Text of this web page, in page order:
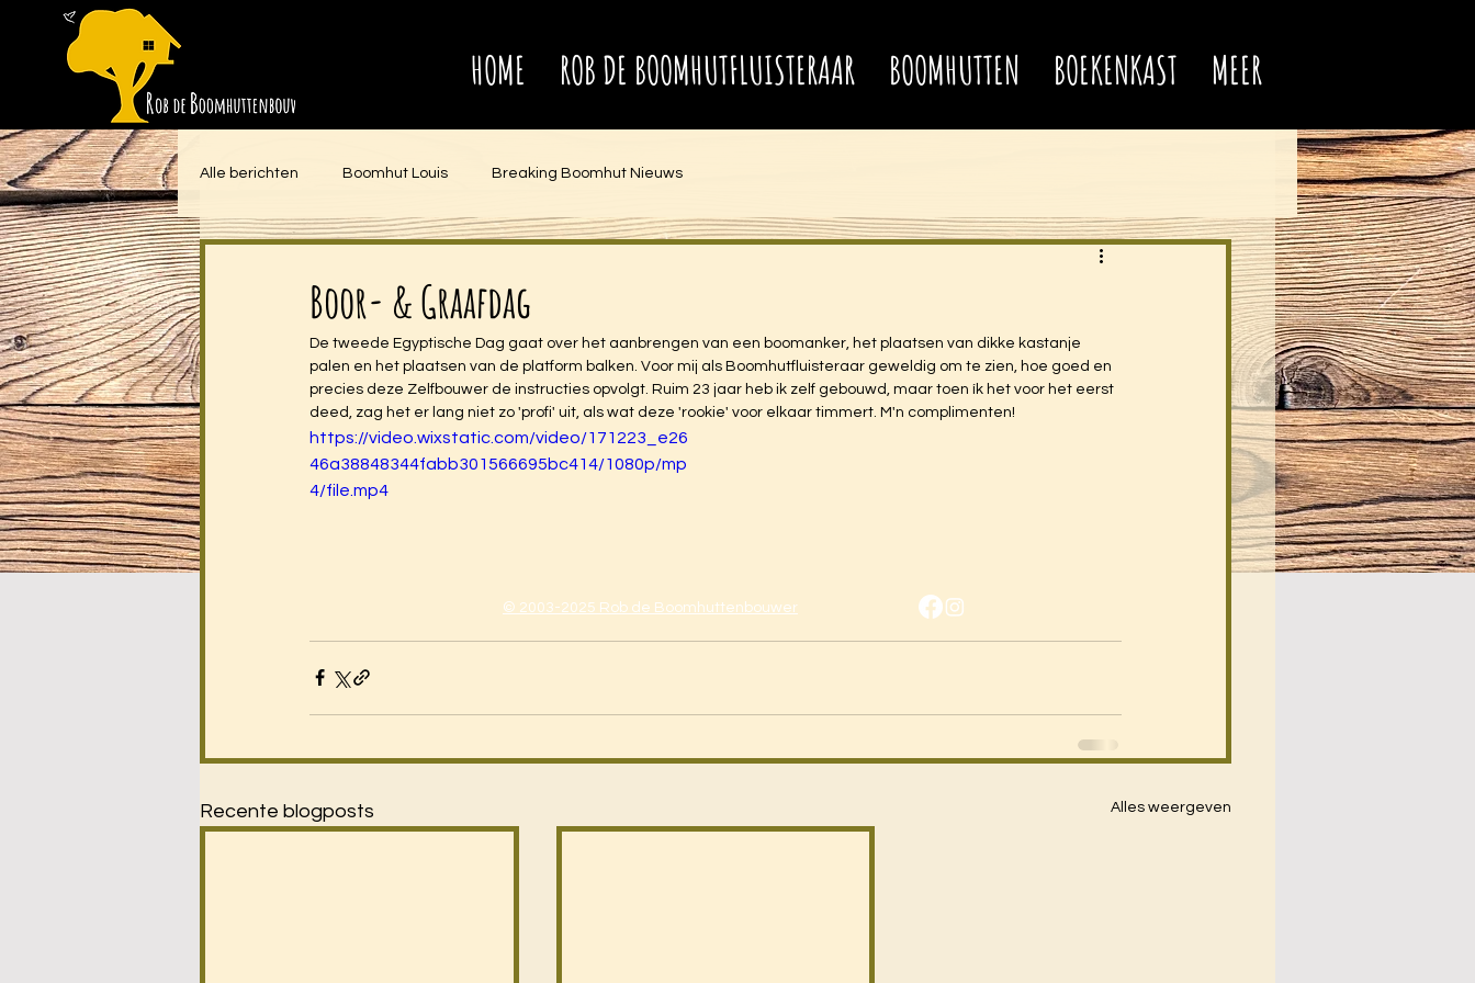
HOME ROB DE BOOMHUTFLUISTERAAR BOOMHUTTEN BOEKENKAST MEER
Alle berichten Boomhut Louis Breaking Boomhut Nieuws
Boor- & Graafdag
De tweede Egyptische Dag gaat over het aanbrengen van een boomanker, het plaatsen van dikke kastanje
palen en het plaatsen van de platform balken. Voor mij als Boomhutfluisteraar geweldig om te zien, hoe goed en
precies deze Zelfbouwer de instructies opvolgt. Ruim 23 jaar heb ik zelf gebouwd, maar toen ík het voor het eerst
deed, zag het er lang niet zo 'profi' uit, als wat deze 'rookie' voor elkaar timmert. M'n complimenten!
https://video.wixstatic.com/video/171223_e26
46a38848344fabb301566695bc414/1080p/mp
4/file.mp4
Recente blogposts Alles weergeven
© 2003-2025 Rob de Boomhuttenbouwer